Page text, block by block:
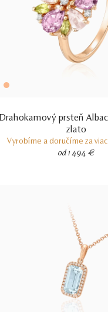
Drahokamový prsteň
zlato
Vyrobíme a doručíme za
od 1 494 €